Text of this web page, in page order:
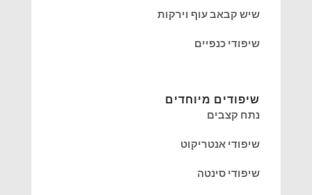
שיש קבאב עוף וירקות
שיפודי כנפיים
שיפודים מיוחדים
נתח קצבים
שיפודי אנטריקוט
שיפודי סינטה